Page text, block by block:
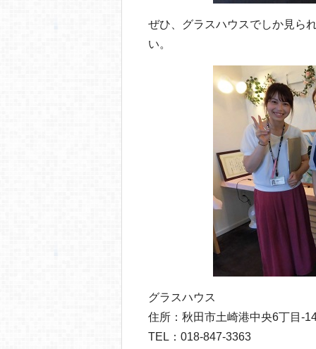
ぜひ、グラスハウスでしか見ら
い。
グラスハウス
住所：秋田市土崎港中央6丁目-
TEL：018-847-3363